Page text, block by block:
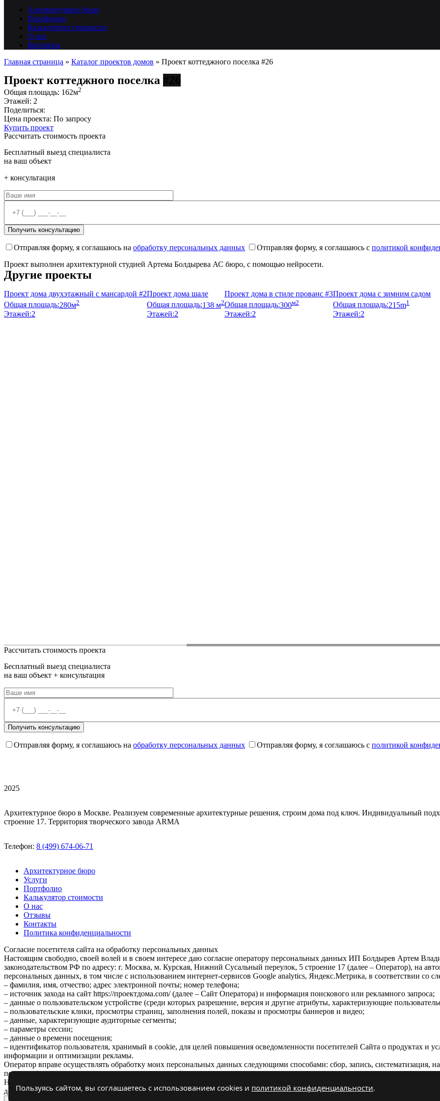
Архитектурное бюро
Портфолио
Калькулятор стоимости
О нас
Контакты
Главная страница » Каталог проектов домов » Проект коттеджного поселка #26
Проект коттеджного поселка #26
Общая площадь: 162м2
Этажей: 2
Поделиться:
Цена проекта: По запросу
Купить проект
Рассчитать стоимость проекта
Бесплатный выезд специалиста
на ваш объект
+ консультация
Отправляя форму, я соглашаюсь на обработку персональных данных Отправляя форму, я соглашаюсь с политикой
Проект выполнен архитектурной студией Артема Болдырева АС бюро, с помощью нейросети.
Другие проекты
Проект дома двухэтажный с мансардой #2
Общая площадь:280м2
Этажей:2
Проект дома шале
Общая площадь:138 м2
Этажей:2
Проект дома в стиле прованс #3
Общая площадь:300м2
Этажей:2
Проект дома с зимним садом
Общая площадь:215m1
Этажей:2
Рассчитать стоимость проекта
Бесплатный выезд специалиста
на ваш объект + консультация
Отправляя форму, я соглашаюсь на обработку персональных данных Отправляя форму, я соглашаюсь с политикой
2025
Архитектурное бюро в Москве. Реализуем современные архитектурные решения, строим дома под ключ. Индивидуальный
строение 17. Территория творческого завода ARMA
Телефон: 8 (499) 674-06-71
Архитектурное бюро
Услуги
Портфолио
Калькулятор стоимости
О нас
Отзывы
Контакты
Политика конфиденциальности
Согласие посетителя сайта на обработку персональных данных
Настоящим свободно, своей волей и в своем интересе даю согласие оператору персональных данных ИП Болдырев Артем
законодательством РФ по адресу: г. Москва, м. Курская, Нижний Сусальный переулок, 5 строение 17 (далее – Оператор), на
персональных данных, в том числе с использованием интернет-сервисов Google analytics, Яндекс.Метрика, в соответствии со
– фамилия, имя, отчество; адрес электронной почты; номер телефона;
– источник захода на сайт https://проектдома.com/ (далее – Сайт Оператора) и информация поискового или рекламного запроса;
– данные о пользовательском устройстве (среди которых разрешение, версия и другие атрибуты, характеризующие
– пользовательские клики, просмотры страниц, заполнения полей, показы и просмотры баннеров и видео;
– данные, характеризующие аудиторные сегменты;
– параметры сессии;
– данные о времени посещения;
– идентификатор пользователя, хранимый в cookie, для целей повышения осведомленности посетителей Сайта о продуктах и
информации и оптимизации рекламы.
Оператор вправе осуществлять обработку моих персональных данных следующими способами: сбор, запись, систематизация,
передача (распространение, предоставление, доступ).
Настоящее согласие вступает в силу с момента моего перехода на Сайт Оператора и действует в течение 3 лет, либо до
данных согласия на обработку его персональных данных.
Пользуясь сайтом, вы соглашаетесь с использованием cookies и политикой конфиденциальности.